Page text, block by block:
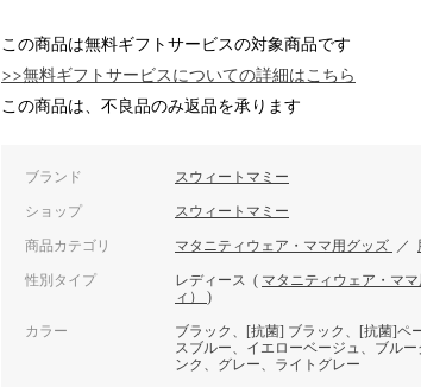
この商品は無料ギフトサービスの対象商品です
>>無料ギフトサービスについての詳細はこちら
この商品は、不良品のみ返品を承ります
ブランド スウィートマミー
ショップ スウィートマミー
商品カテゴリ マタニティウェア・ママ用グッズ ／
性別タイプ レディース ( マタニティウェア・マ
ィ）
)
カラー
ブラック、[抗菌] ブラック、[抗菌]ペ
スブルー、イエローベージュ、ブル
ンク、グレー、ライトグレー